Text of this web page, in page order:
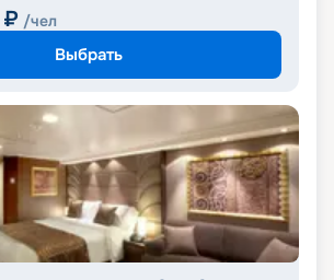
₽ /чел
Выбрать